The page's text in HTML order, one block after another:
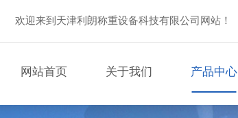
欢迎来到天津利朗称重设备科技有限公司网站！
网站首页 关于我们 产品中心